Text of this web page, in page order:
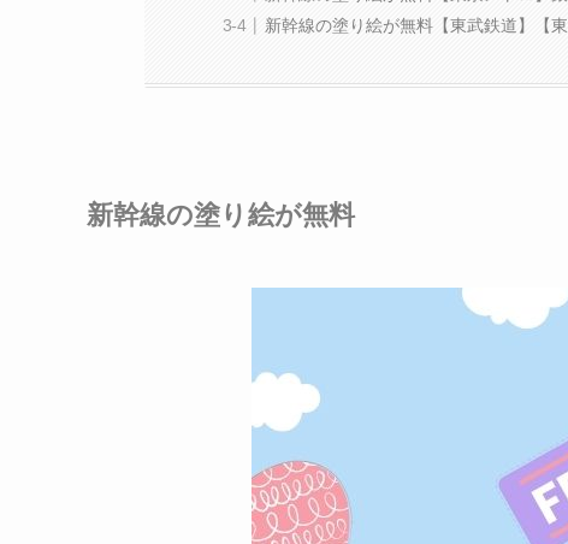
新幹線の塗り絵が無料【東武鉄道】【
新幹線の塗り絵が無料